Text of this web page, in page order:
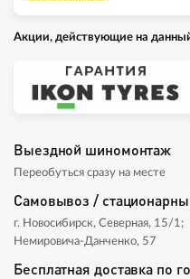
Акции, действующие на
Выездной шиномонтаж
Переобуться сразу на месте
Самовывоз /
г. Новосибирск, Северная, 15/1;
Немировича-Данченко, 57
Бесплатная доставка по